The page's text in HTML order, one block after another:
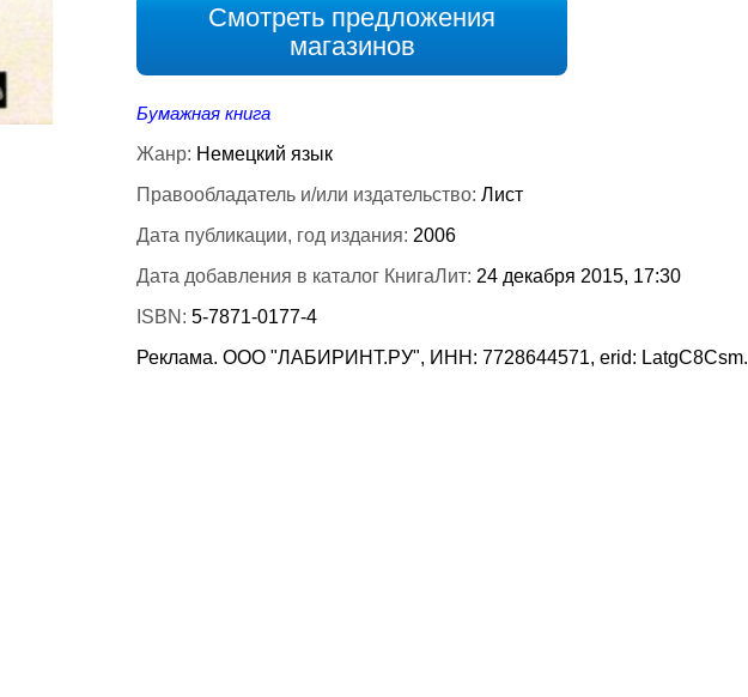
Смотреть предложения
магазинов
Бумажная книга
Жанр: Немецкий язык
Правообладатель и/или издательство: Лист
Дата публикации, год издания: 2006
Дата добавления в каталог КнигаЛит: 24 декабря 2015, 17:30
ISBN: 5-7871-0177-4
Реклама. ООО "ЛАБИРИНТ.РУ", ИНН: 7728644571, erid: LatgC8Csm.